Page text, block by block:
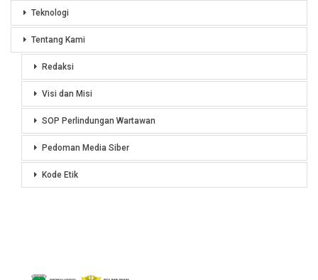
Teknologi
Tentang Kami
Redaksi
Visi dan Misi
SOP Perlindungan Wartawan
Pedoman Media Siber
Kode Etik